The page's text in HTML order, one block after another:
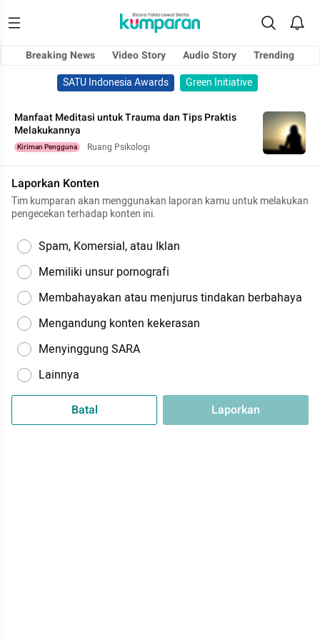
Breaking News Video Story Audio Story
Trending
SATU Indonesia Awards
Green Initiative
Manfaat Meditasi untuk Trauma dan Tips Praktis
Melakukannya
Kiriman Pengguna Ruang Psikologi
Laporkan Konten
Tim kumparan akan menggunakan laporan kamu untuk melakukan
pengecekan terhadap konten ini.
Spam, Komersial, atau Iklan
Memiliki unsur pornografi
Membahayakan atau menjurus tindakan berbahaya
Mengandung konten kekerasan
Menyinggung SARA
Lainnya
Batal Laporkan